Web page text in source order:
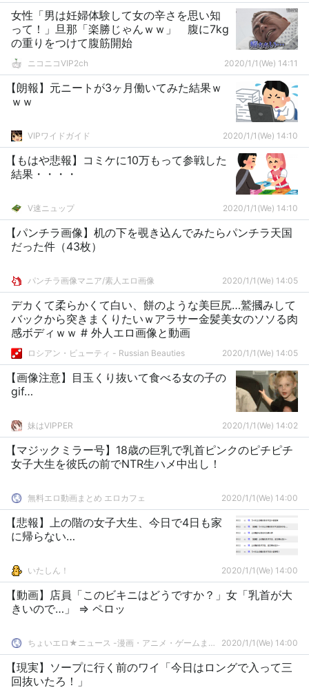
女性「男は妊婦体験して女の辛さを思い知
って！」旦那「楽勝じゃんｗｗ」 腹に7kg
の重りをつけて腹筋開始
ニコニコVIP2ch 2020/1/1(We) 14:11
【朗報】元ニートが3ヶ月働いてみた結果ｗ
ｗｗ
VIPワイドガイド 2020/1/1(We) 14:10
【もはや悲報】コミケに10万もって参戦した
結果・・・・
V速ニュップ 2020/1/1(We) 14:10
【パンチラ画像】机の下を覗き込んでみたらパンチラ天国
だった件（43枚）
パンチラ画像マニア/素人エロ画像 2020/1/1(We) 14:05
デカくて柔らかくて白い、餅のような美巨尻…鷲摑みして
バックから突きまくりたいｗアラサー金髪美女のソソる肉
感ボディｗｗ # 外人エロ画像と動画
ロシアン・ビューティ - Russian Beauties 2020/1/1(We) 14:05
【画像注意】目玉くり抜いて食べる女の子の
gif…
妹はVIPPER 2020/1/1(We) 14:02
【マジックミラー号】18歳の巨乳で乳首ピンクのピチピチ
女子大生を彼氏の前でNTR生ハメ中出し！
無料エロ動画まとめ エロカフェ 2020/1/1(We) 14:00
【悲報】上の階の女子大生、今日で4日も家
に帰らない…
いたしん！ 2020/1/1(We) 14:00
【動画】店員「このビキニはどうですか？」女「乳首が大
きいので…」 ⇒ ペロッ
ちょいエロ★ニュース -漫画・アニメ・ゲームまとめ- 2020/1/1(We) 14:00
【現実】ソープに行く前のワイ「今日はロングで入って三
回抜いたろ！」